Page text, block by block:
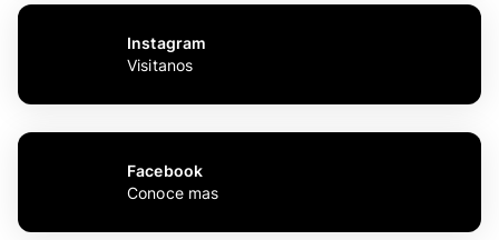
Instagram
Visitanos
Facebook
Conoce mas